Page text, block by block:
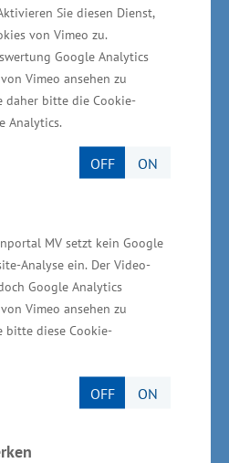
Sie diesen Dienst,
von Vimeo zu.
Google Analytics
Vimeo ansehen zu
daher bitte die Cookie-
Analytics.
OFF ON
MV setzt kein Google
Analyse ein. Der Video-
Google Analytics
Vimeo ansehen zu
bitte diese Cookie-
OFF ON
Qualifizierung deutlich
können intensiv
Wirtschafts- und
Als Beispiel nannte der
der
In der EU-
2020 können etwa 6,0
und
Projekte im Rahmen
eingesetzt werden.
wurden bereits
bewilligt.
Mecklenburg-